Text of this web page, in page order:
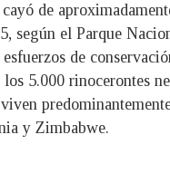
de
según el Parque
de
5.000 rinocerontes
y Zimbabwe.